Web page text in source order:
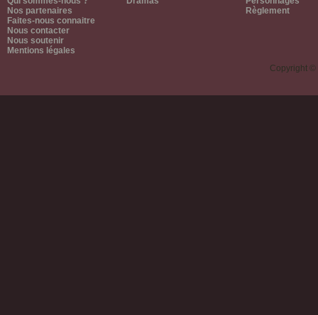
Nos partenaires
Faites-nous connaitre
Nous contacter
Nous soutenir
Mentions légales
Règlement
Copyright ©